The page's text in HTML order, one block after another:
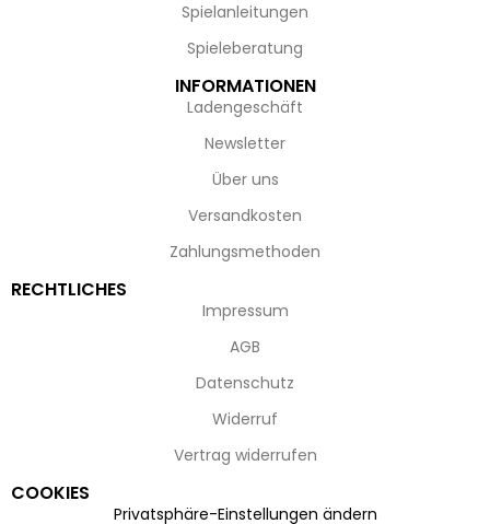
Spielanleitungen
Spieleberatung
INFORMATIONEN
Ladengeschäft
Newsletter
Über uns
Versandkosten
Zahlungsmethoden
RECHTLICHES
Impressum
AGB
Datenschutz
Widerruf
Vertrag widerrufen
COOKIES
Privatsphäre-Einstellungen ändern